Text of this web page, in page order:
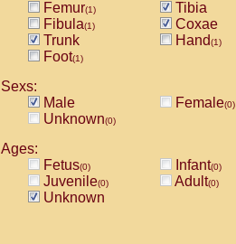
Femur(1)
Tibia
Fibula(1)
Coxae
Trunk
Hand(1)
Foot(1)
Sexs:
Male
Female(0)
Unknown(0)
Ages:
Fetus(0) Infant(0)
Juvenile(0) Adult(0)
Unknown